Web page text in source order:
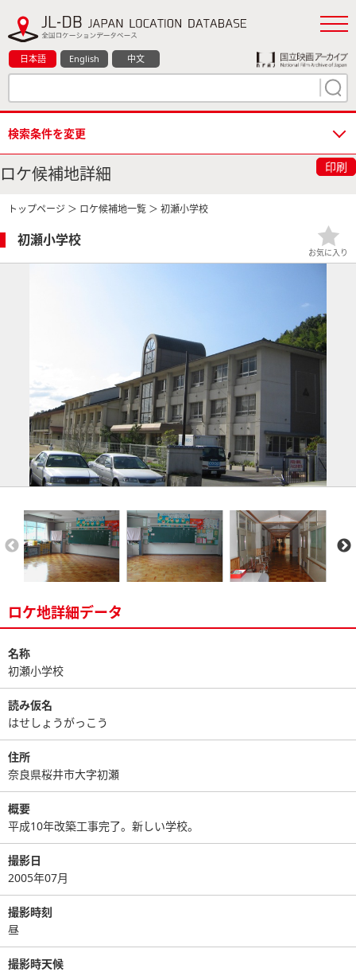
日本語 English 中文
検索条件を変更
ロケ候補地詳細 印刷
トップページ ＞ ロケ候補地一覧 ＞ 初瀬小学校
初瀬小学校
お気に入り
ロケ地詳細データ
名称
初瀬小学校
読み仮名
はせしょうがっこう
住所
奈良県桜井市大字初瀬
概要
平成10年改築工事完了。新しい学校。
撮影日
2005年07月
撮影時刻
昼
撮影時天候